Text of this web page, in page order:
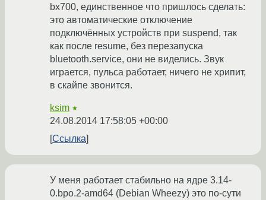
bx700, единственное что пришлось сделать:
это автоматические отключение
подключённых устройств при suspend, так
как после resume, без перезапуска
bluetooth.service, они не виделись. Звук
играется, пульса работает, ничего не хрипит,
в скайпе звонится.
ksim ★
24.08.2014 17:58:05 +00:00
Ссылка
У меня работает стабильно на ядре 3.14-
0.bpo.2-amd64 (Debian Wheezy) это по-сути